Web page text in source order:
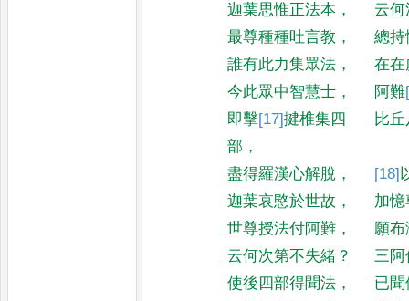
迦葉思惟正法本 ，
云
最尊種種吐言教 ，
總持
誰有此力集眾法 ，
在在
今此眾中智慧士 ， 阿難
即擊[17]揵椎集四
部 ，
比
盡得羅漢心解脫 ， [18]
迦葉哀愍於世故 ，
加
世尊授法付阿難 ，
願
云何次第不失緒 ？
三阿
使後四部得聞法 ，
已